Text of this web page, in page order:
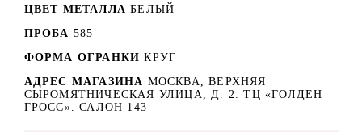
ЦВЕТ МЕТАЛЛА БЕЛЫЙ
ПРОБА 585
ФОРМА ОГРАНКИ КРУГ
АДРЕС МАГАЗИНА МОСКВА, ВЕРХНЯЯ
СЫРОМЯТНИЧЕСКАЯ УЛИЦА, Д. 2. ТЦ «ГОЛДЕН
ГРОСС». САЛОН 143